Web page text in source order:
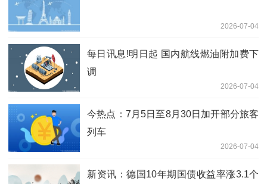
2026-07-04
每日讯息!明日起 国内航线燃油附加费下
调
2026-07-04
今热点：7月5日至8月30日加开部分旅客
列车
2026-07-04
新资讯：德国10年期国债收益率涨3.1个